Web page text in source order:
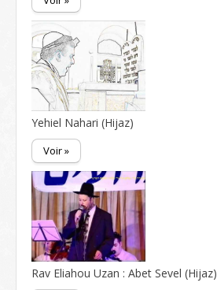
Yehiel Nahari (Hijaz)
Voir »
Rav Eliahou Uzan : Abet Sevel (Hijaz)